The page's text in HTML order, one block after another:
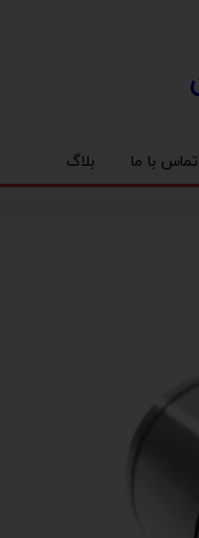
تماس با ما بلاگ